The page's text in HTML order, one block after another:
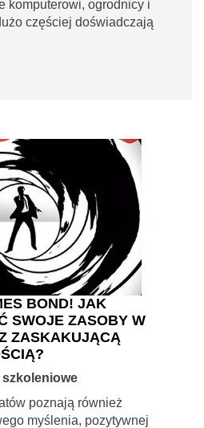
komputerowi, ogrodnicy i
częściej doświadczają
BOND! JAK
SWOJE ZASOBY W
ZASKAKUJĄCĄ
poznają również
myślenia, pozytywnej